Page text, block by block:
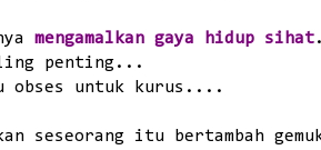
mengamalkan gaya hidup sihat
penting...
untuk kurus....
seseorang itu bertambah